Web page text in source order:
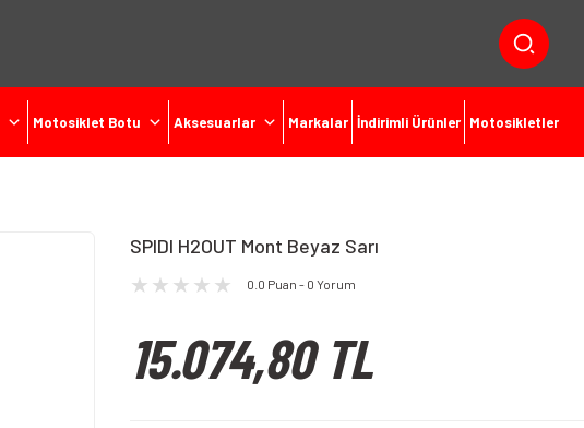
Motosiklet Botu Aksesuarlar Markalar İndirimli Ürünler Motosikletler
SPIDI H2OUT Mont Beyaz Sarı
0.0 Puan - 0 Yorum
15.074,80 TL